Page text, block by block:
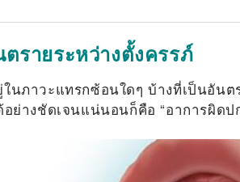
รายระหว่างตั้งครรภ์
ภาวะแทรกซ้อนใดๆ บ้างที่เป็นอันต
ย่างชัดเจนแน่นอนก็คือ “อาการผิดป